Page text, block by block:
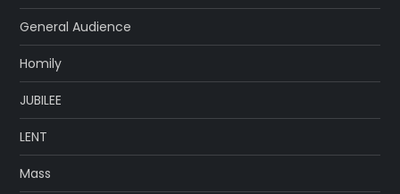
General Audience
Homily
JUBILEE
LENT
Mass